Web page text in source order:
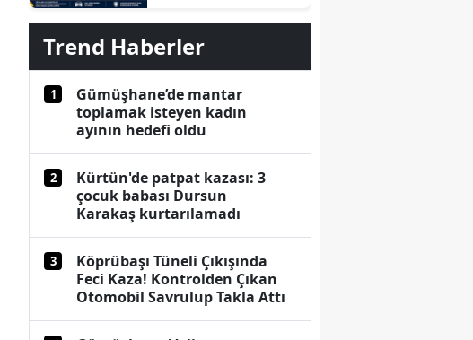
Ceza Dönemi
Başlayacak
Trend Haberler
1
Gümüşhane’de mantar
toplamak isteyen kadın
ayının hedefi oldu
2
Kürtün'de patpat kazası: 3
çocuk babası Dursun
Karakaş kurtarılamadı
3
Köprübaşı Tüneli Çıkışında
Feci Kaza! Kontrolden Çıkan
Otomobil Savrulup Takla Attı